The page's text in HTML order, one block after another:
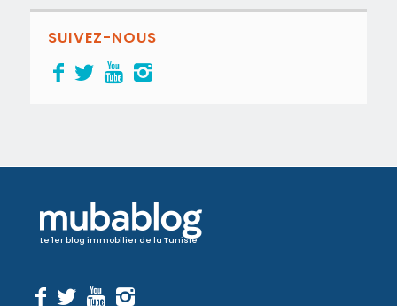
SUIVEZ-NOUS
Le 1er blog immobilier de la Tunisie